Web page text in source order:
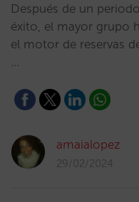
Después de un
éxito, el mayor grupo
el motor de reservas
…
amaialopez
29/02/2024